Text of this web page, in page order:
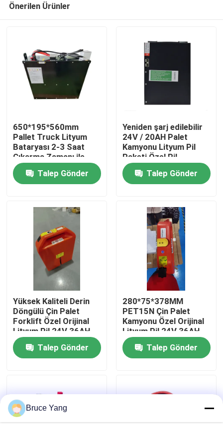
Ev
Ürünler
Hakkımızda
Fabrika turu
Kalite kontrol
Bir teklif isteği
forklift lityum pil
48 Volt Lityum İyon Forklift Pil
Önerilen Ürünler
650*195*560mm
Pallet Truck Lityum
Bataryası 2-3 Saat
Çıkarma Zamanı ile
İşlemler için
Talep Gönder
Yeniden şarj edilebilir
24V / 20AH Palet
Kamyonu Lityum Pil
Paketi Özel Pil
Talep Gönder
Yüksek Kaliteli Derin
Döngülü Çin Palet
Forklift Özel Orijinal
Lityum Pil 24V 36AH
PET15N Palet Forklift
İçin
Talep Gönder
280*75*378MM
PET15N Çin Palet
Kamyonu Özel Orijinal
Lityum Pil 24V 36AH
Talep Gönder
Bruce Yang